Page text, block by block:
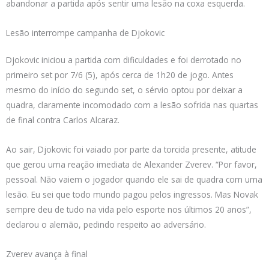
abandonar a partida após sentir uma lesão na coxa esquerda.
Lesão interrompe campanha de Djokovic
Djokovic iniciou a partida com dificuldades e foi derrotado no
primeiro set por 7/6 (5), após cerca de 1h20 de jogo. Antes
mesmo do início do segundo set, o sérvio optou por deixar a
quadra, claramente incomodado com a lesão sofrida nas quartas
de final contra Carlos Alcaraz.
Ao sair, Djokovic foi vaiado por parte da torcida presente, atitude
que gerou uma reação imediata de Alexander Zverev. “Por favor,
pessoal. Não vaiem o jogador quando ele sai de quadra com uma
lesão. Eu sei que todo mundo pagou pelos ingressos. Mas Novak
sempre deu de tudo na vida pelo esporte nos últimos 20 anos”,
declarou o alemão, pedindo respeito ao adversário.
Zverev avança à final